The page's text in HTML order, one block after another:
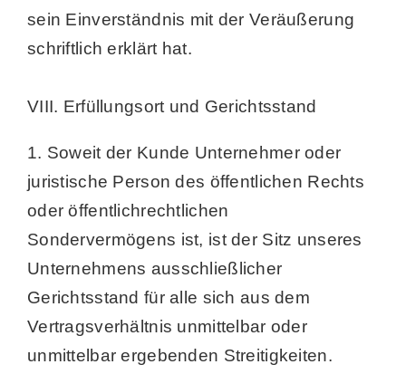
sein Einverständnis mit der Veräußerung
schriftlich erklärt hat.
VIII. Erfüllungsort und Gerichtsstand
1. Soweit der Kunde Unternehmer oder
juristische Person des öffentlichen Rechts
oder öffentlichrechtlichen
Sondervermögens ist, ist der Sitz unseres
Unternehmens ausschließlicher
Gerichtsstand für alle sich aus dem
Vertragsverhältnis unmittelbar oder
unmittelbar ergebenden Streitigkeiten.